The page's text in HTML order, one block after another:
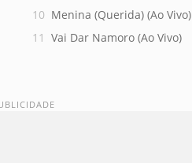
Menina (Querida) (Ao Vivo)
Vai Dar Namoro (Ao Vivo)